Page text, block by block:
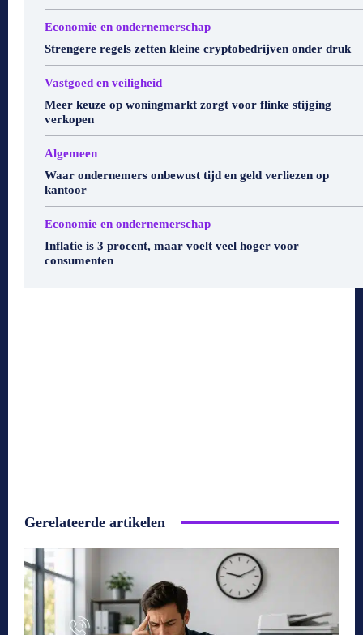
Economie en ondernemerschap
Strengere regels zetten kleine cryptobedrijven onder druk
Vastgoed en veiligheid
Meer keuze op woningmarkt zorgt voor flinke stijging
verkopen
Algemeen
Waar ondernemers onbewust tijd en geld verliezen op
kantoor
Economie en ondernemerschap
Inflatie is 3 procent, maar voelt veel hoger voor
consumenten
Gerelateerde artikelen